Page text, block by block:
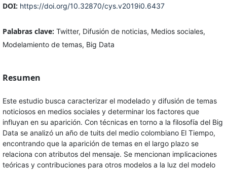
DOI: https://doi.org/10.32870/cys.v2019i0.6437
Palabras clave: Twitter, Difusión de noticias, Medios sociales,
Modelamiento de temas, Big Data
Resumen
Este estudio busca caracterizar el modelado y difusión de temas
noticiosos en medios sociales y determinar los factores que
influyan en su aparición. Con técnicas en torno a la filosofía del Big
Data se analizó un año de tuits del medio colombiano El Tiempo,
encontrando que la aparición de temas en el largo plazo se
relaciona con atributos del mensaje. Se mencionan implicaciones
teóricas y contribuciones para otros modelos a la luz del modelo